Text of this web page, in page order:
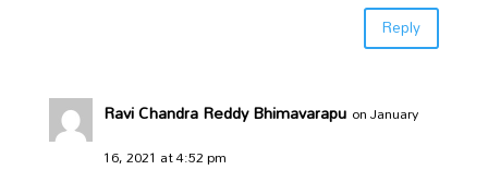
Reply
Ravi Chandra Reddy Bhimavarapu on January
16, 2021 at 4:52 pm